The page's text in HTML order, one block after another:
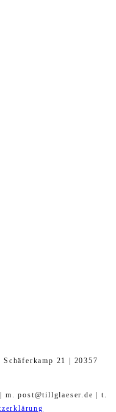
21 | 20357
post@tillglaeser.de | t.